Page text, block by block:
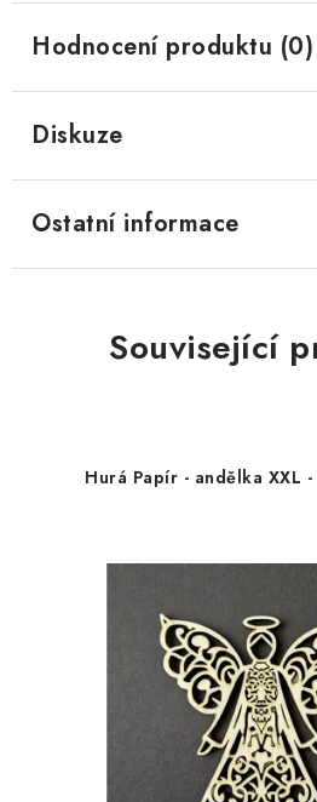
Hodnocení produktu (0)
Diskuze
Ostatní informace
Související
Hurá Papír - andělka XXL